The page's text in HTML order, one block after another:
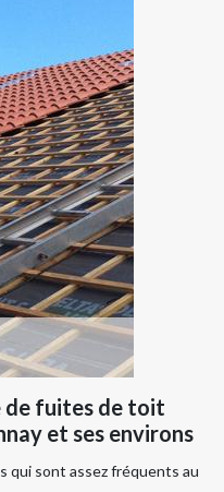
de fuites de toit
et ses environs
qui sont assez fréquents au